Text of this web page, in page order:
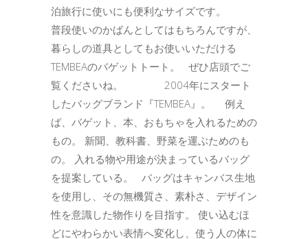
泊旅行に使いにも便利なサイズです。
普段使いのかばんとしてはもちろんですが、
暮らしの道具としてもお使いいただける
TEMBEAのバゲットトート。 ぜひ店頭でご
覧くださいね。 2004年にスタート
したバッグブランド『TEMBEA』。 例え
ば、バゲット、本、おもちゃを入れるための
もの。 新聞、教科書、野菜を運ぶためのも
の。 入れる物や用途が決まっているバッグ
を提案している。 バッグはキャンバス生地
を使用し、その無機質さ、素朴さ、デザイン
性を意識した物作りを目指す。 使い込むほ
どにやわらかい表情へ変化し、使う人の体に